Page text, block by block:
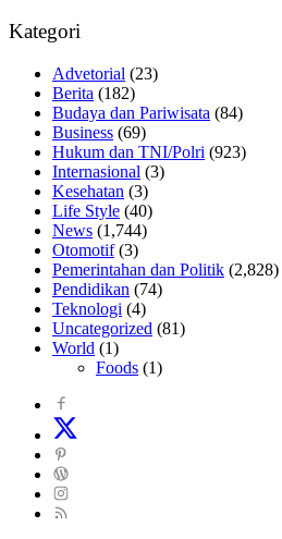
Kategori
Advetorial (23)
Berita (182)
Budaya dan Pariwisata (84)
Business (69)
Hukum dan TNI/Polri (923)
Internasional (3)
Kesehatan (3)
Life Style (40)
News (1,744)
Otomotif(3)
Pemerintahan dan Politik (2,828)
Pendidikan (74)
Teknologi (4)
Uncategorized (81)
World (1)
Foods (1)